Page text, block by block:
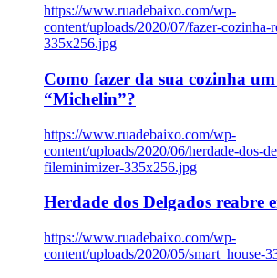
https://www.ruadebaixo.com/wp-
content/uploads/2020/07/fazer-cozinha-
335x256.jpg
Como fazer da sua cozinha
“Michelin”?
https://www.ruadebaixo.com/wp-
content/uploads/2020/06/herdade-dos-
fileminimizer-335x256.jpg
Herdade dos Delgados reabre
https://www.ruadebaixo.com/wp-
content/uploads/2020/05/smart_house-